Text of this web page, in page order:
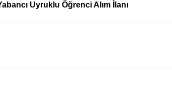
Uyruklu Öğrenci Alım İlanı